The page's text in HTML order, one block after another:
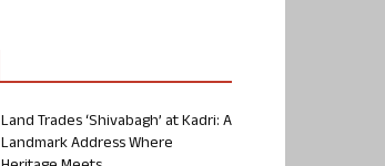
Land Trades ‘Shivabagh’ at Kadri: A
Landmark Address Where